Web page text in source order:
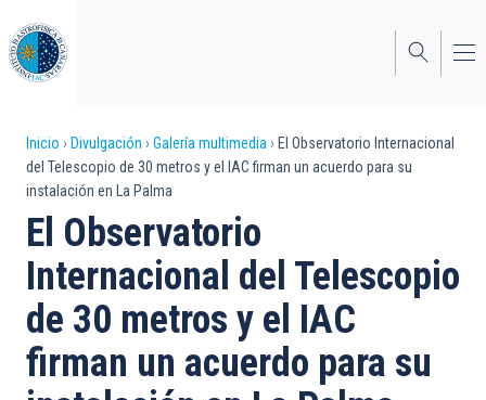
al
contenido
principal
Sobrescribir
enlaces
de
ayuda
a
la
navegación
Inicio Divulgación Galería multimedia
El Observatorio Internacional
del Telescopio de 30 metros y el IAC firman un acuerdo para su
instalación en La Palma
El Observatorio
Internacional del Telescopio
de 30 metros y el IAC
firman un acuerdo para su